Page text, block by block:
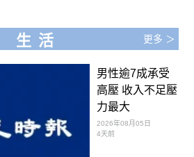
生活 更多 ＞
男性逾7成承受
高壓 收入不足壓
力最大
2026年08月05日
4天前